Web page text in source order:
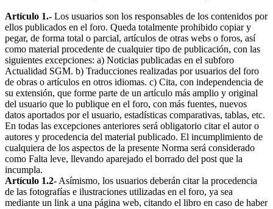
Artículo 1.- Los usuarios son los responsables de los contenidos por
ellos publicados en el foro. Queda totalmente prohibido copiar y
pegar, de forma total o parcial, artículos de otras webs o foros, así
como material procedente de cualquier tipo de publicación, con las
siguientes excepciones: a) Noticias publicadas en el subforo
Actualidad SGM. b) Traducciones realizadas por usuarios del foro
de obras o artículos en otros idiomas. c) Cita, con independencia de
su extensión, que forme parte de un artículo más amplio y original
del usuario que lo publique en el foro, con más fuentes, nuevos
datos aportados por el usuario, estadísticas comparativas, tablas, etc.
En todas las excepciones anteriores será obligatorio citar el autor o
autores y procedencia del material publicado. El incumplimiento de
cualquiera de los aspectos de la presente Norma será considerado
como Falta leve, llevando aparejado el borrado del post que la
incumpla.
Artículo 1.2- Asímismo, los usuarios deberán citar la procedencia
de las fotografías e ilustraciones utilizadas en el foro, ya sea
mediante un link a una página web, citando el libro en caso de haber